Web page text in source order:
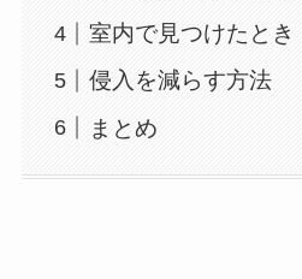
室内で見つけたとき
侵入を減らす方法
まとめ